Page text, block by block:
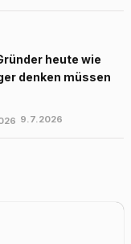
heute wie
denken müssen
9.7.2026